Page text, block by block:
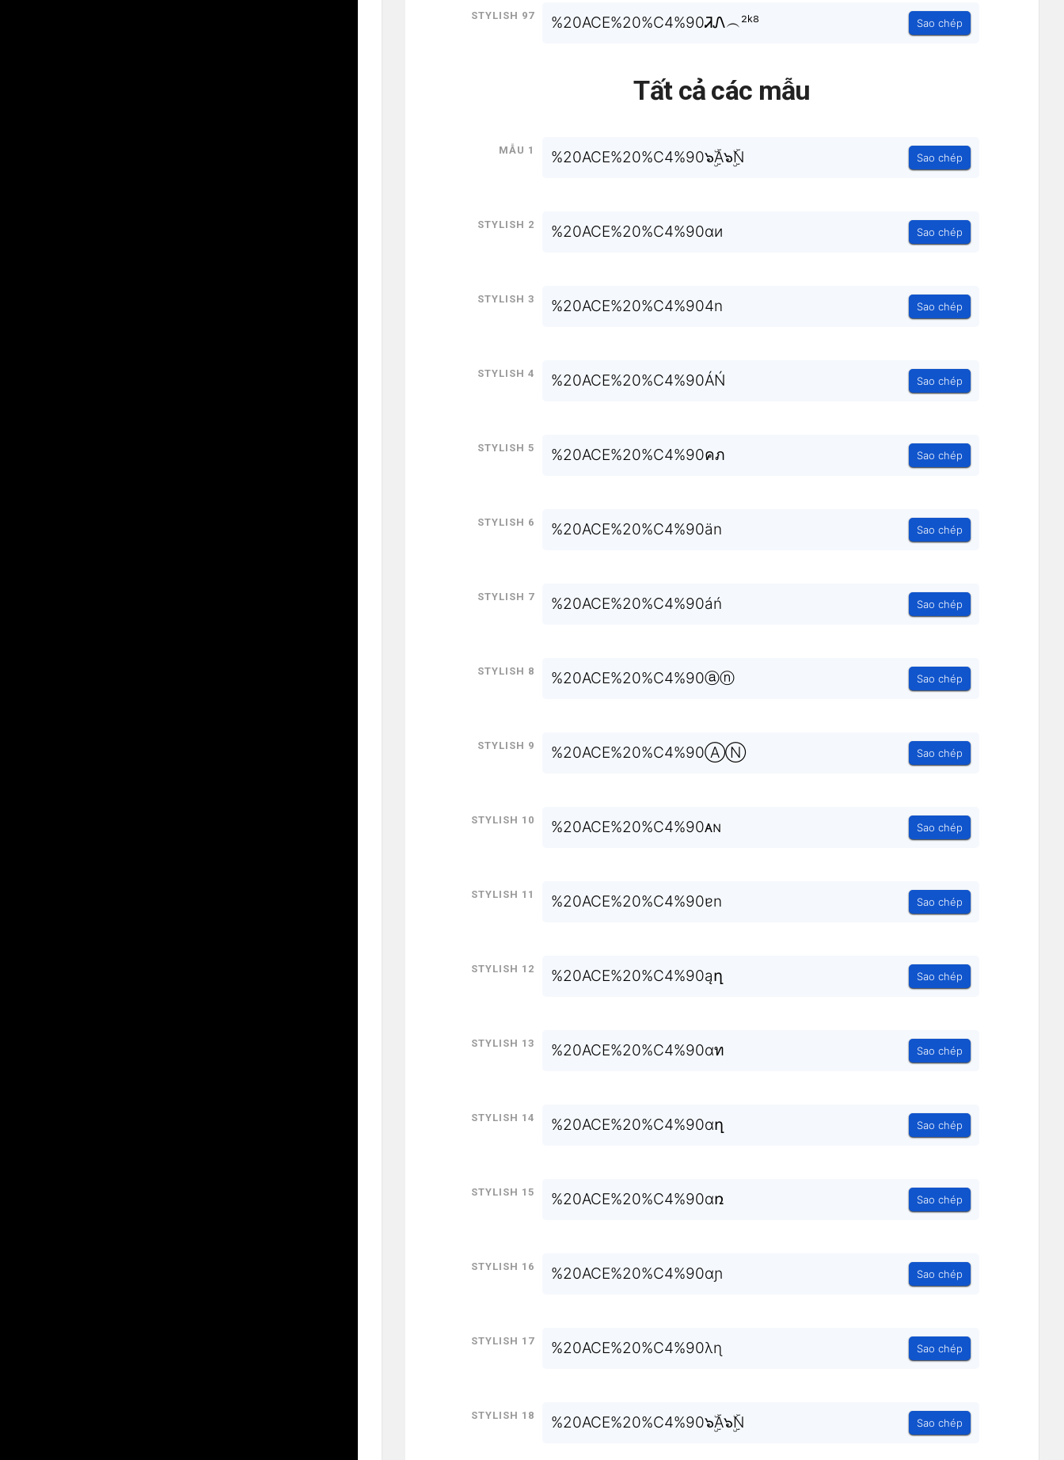
Stylish 97 %20ACE%20%C4%90ᏘᏁ︵²ᵏ⁸ Sao chép
Tất cả các mẫu
Mẫu 1 %20ACE%20%C4%90๖ۣۜA๖ۣۜN Sao chép
Stylish 2 %20ACE%20%C4%90αи Sao chép
Stylish 3 %20ACE%20%C4%904n Sao chép
Stylish 4 %20ACE%20%C4%90ÁŃ Sao chép
Stylish 5 %20ACE%20%C4%90คภ Sao chép
Stylish 6 %20ACE%20%C4%90än Sao chép
Stylish 7 %20ACE%20%C4%90áń Sao chép
Stylish 8 %20ACE%20%C4%90ⓐⓝ Sao chép
Stylish 9 %20ACE%20%C4%90ⒶⓃ Sao chép
Stylish 10 %20ACE%20%C4%90ᴀɴ Sao chép
Stylish 11 %20ACE%20%C4%90ɐn Sao chép
Stylish 12 %20ACE%20%C4%90ąղ Sao chép
Stylish 13 %20ACE%20%C4%90αท Sao chép
Stylish 14 %20ACE%20%C4%90ɑղ Sao chép
Stylish 15 %20ACE%20%C4%90ɑռ Sao chép
Stylish 16 %20ACE%20%C4%90ɑɲ Sao chép
Stylish 17 %20ACE%20%C4%90λɳ Sao chép
Stylish 18 %20ACE%20%C4%90๖ۣۜA๖ۣۜN Sao chép